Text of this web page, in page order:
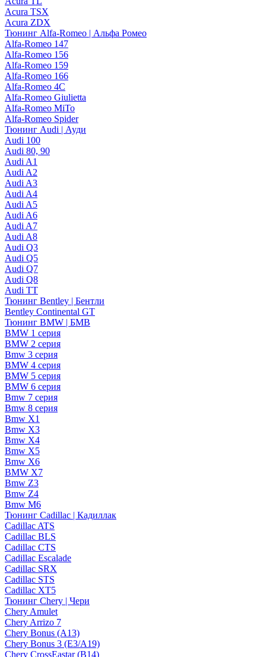
Acura TSX
Acura ZDX
Тюнинг Alfa-Romeo | Альфа Ромео
Alfa-Romeo 147
Alfa-Romeo 156
Alfa-Romeo 159
Alfa-Romeo 166
Alfa-Romeo 4C
Alfa-Romeo Giulietta
Alfa-Romeo MiTo
Alfa-Romeo Spider
Тюнинг Audi | Ауди
Audi 100
Audi 80, 90
Audi A1
Audi A2
Audi A3
Audi A4
Audi A5
Audi A6
Audi A7
Audi A8
Audi Q3
Audi Q5
Audi Q7
Audi Q8
Audi TT
Тюнинг Bentley | Бентли
Bentley Continental GT
Тюнинг BMW | БМВ
BMW 1 серия
BMW 2 серия
Bmw 3 серия
BMW 4 серия
BMW 5 серия
BMW 6 серия
Bmw 7 серия
Bmw 8 серия
Bmw X1
Bmw X3
Bmw X4
Bmw X5
Bmw X6
BMW X7
Bmw Z3
Bmw Z4
Bmw М6
Тюнинг Cadillac | Кадиллак
Cadillac ATS
Cadillac BLS
Cadillac CTS
Cadillac Escalade
Cadillac SRX
Cadillac STS
Cadillac XT5
Тюнинг Chery | Чери
Chery Amulet
Chery Arrizo 7
Chery Bonus (A13)
Chery Bonus 3 (E3/A19)
Chery CrossEastar (B14)